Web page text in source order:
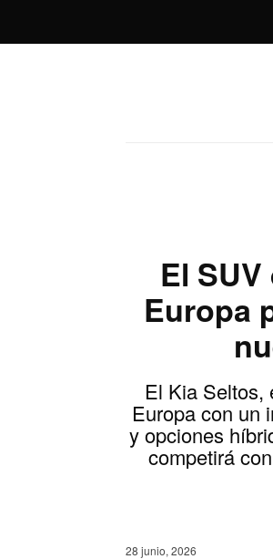
El
Europa
El Kia Seltos,
Europa con un
y opciones
competirá
28 junio, 2026